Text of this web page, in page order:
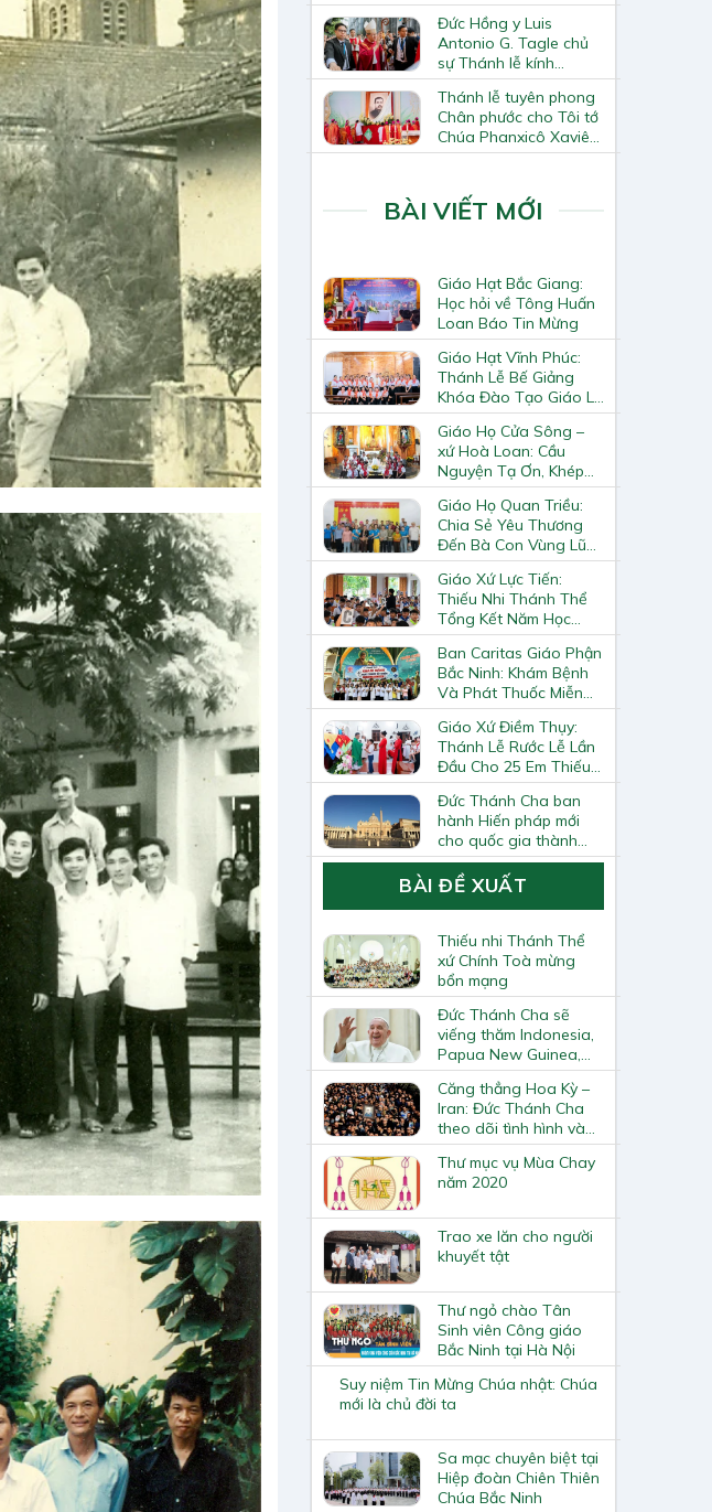
Đức Hồng y Luis
Antonio G. Tagle chủ
sự Thánh lễ kính
Thánh Tô-ma Tông đồ
tại Nhà thờ Chính tòa
Hà Nội
Thánh lễ tuyên phong
Chân phước cho Tôi tớ
Chúa Phanxicô Xaviê
Trương Bửu Diệp
BÀI VIẾT MỚI
Giáo Hạt Bắc Giang:
Học hỏi về Tông Huấn
Loan Báo Tin Mừng
Giáo Hạt Vĩnh Phúc:
Thánh Lễ Bế Giảng
Khóa Đào Tạo Giáo Lý
Viên – Huynh Trưởng
Cấp II
Giáo Họ Cửa Sông –
xứ Hoà Loan: Cầu
Nguyện Tạ Ơn, Khép
Lại Khóa Huấn Luyện
Giáo Lý Viên Cấp II
Giáo Họ Quan Triều:
Chia Sẻ Yêu Thương
Đến Bà Con Vùng Lũ
Lai Châu
Giáo Xứ Lực Tiến:
Thiếu Nhi Thánh Thể
Tổng Kết Năm Học
Giáo Lý
Ban Caritas Giáo Phận
Bắc Ninh: Khám Bệnh
Và Phát Thuốc Miễn
Phí Tại Giáo Xứ Đồng
Chương
Giáo Xứ Điềm Thụy:
Thánh Lễ Rước Lễ Lần
Đầu Cho 25 Em Thiếu
Nhi
Đức Thánh Cha ban
hành Hiến pháp mới
cho quốc gia thành
Vatican
BÀI ĐỀ XUẤT
Thiếu nhi Thánh Thể
xứ Chính Toà mừng
bổn mạng
Đức Thánh Cha sẽ
viếng thăm Indonesia,
Papua New Guinea,
Đông Timor và
Singapore vào tháng
9
Căng thẳng Hoa Kỳ –
Iran: Đức Thánh Cha
theo dõi tình hình và
cầu nguyện cho hòa
bình
Thư mục vụ Mùa Chay
năm 2020
Trao xe lăn cho người
khuyết tật
Thư ngỏ chào Tân
Sinh viên Công giáo
Bắc Ninh tại Hà Nội
Suy niệm Tin Mừng Chúa nhật: Chúa
mới là chủ đời ta
Sa mạc chuyên biệt tại
Hiệp đoàn Chiên Thiên
Chúa Bắc Ninh